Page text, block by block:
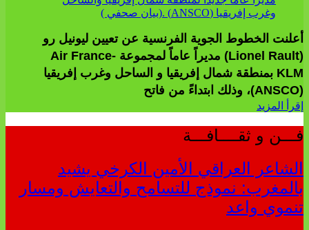
أعلنت الخطوط الجوية الفرنسية عن تعيين ليونيل رو
(Lionel Rault) مديراً عاماً لمجموعة Air France-
KLM بمنطقة شمال إفريقيا و الساحل وغرب إفريقيا
(ANSCO)، وذلك ابتداءً من فاتح
إقرأ المزيد
فـــن و ثقــــافـــة
الشاعر العراقي الأمين الكرخي يشيد
بالمغرب: نموذج للتسامح والتعايش ومسار
تنموي واعد